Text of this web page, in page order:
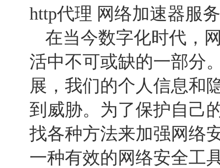
http代理 网络加速器服
在当今数字化时代，
活中不可或缺的一部分
展，我们的个人信息和
到威胁。为了保护自己
找各种方法来加强网络
一种有效的网络安全工